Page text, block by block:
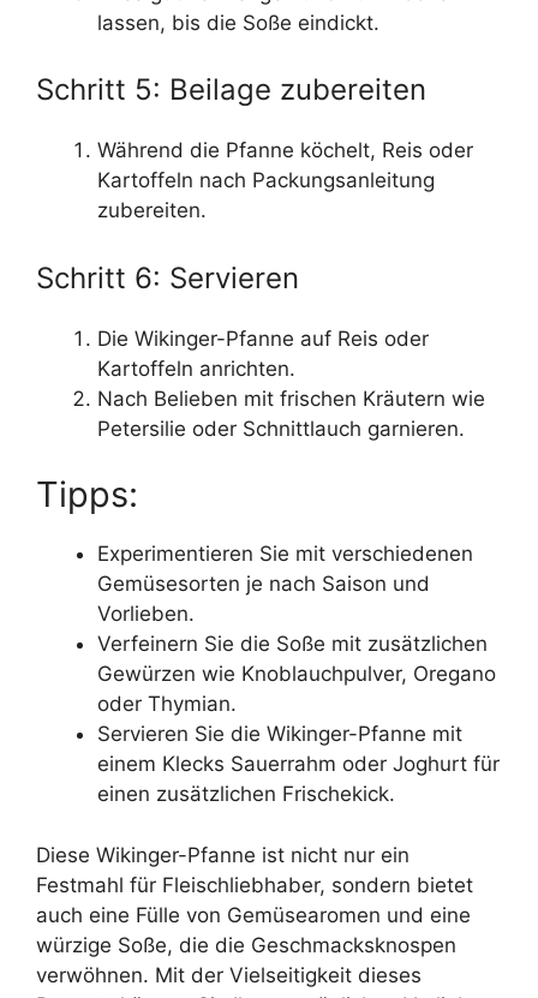
lassen, bis die Soße eindickt.
Schritt 5: Beilage zubereiten
Während die Pfanne köchelt, Reis oder
Kartoffeln nach Packungsanleitung
zubereiten.
Schritt 6: Servieren
Die Wikinger-Pfanne auf Reis oder
Kartoffeln anrichten.
Nach Belieben mit frischen Kräutern wie
Petersilie oder Schnittlauch garnieren.
Tipps:
Experimentieren Sie mit verschiedenen
Gemüsesorten je nach Saison und
Vorlieben.
Verfeinern Sie die Soße mit zusätzlichen
Gewürzen wie Knoblauchpulver, Oregano
oder Thymian.
Servieren Sie die Wikinger-Pfanne mit
einem Klecks Sauerrahm oder Joghurt für
einen zusätzlichen Frischekick.
Diese Wikinger-Pfanne ist nicht nur ein
Festmahl für Fleischliebhaber, sondern bietet
auch eine Fülle von Gemüsearomen und eine
würzige Soße, die die Geschmacksknospen
verwöhnen. Mit der Vielseitigkeit dieses